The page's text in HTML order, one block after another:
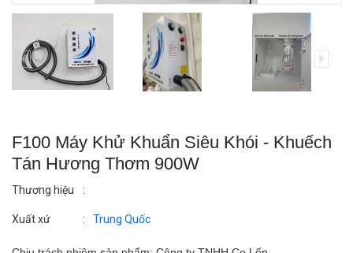
F100 Máy Khử Khuẩn Siêu Khói - Khuếch
Tán Hương Thơm 900W
Thương hiệu :
Xuất xứ : Trung Quốc